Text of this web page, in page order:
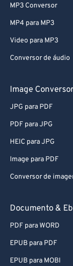
MP3 Conversor
MP4 para MP3
Video para MP3
Conversor de áudio
Image
JPG para PDF
PDF para JPG
HEIC para JPG
Image para PDF
Conversor de
Documento &
PDF para WORD
EPUB para PDF
EPUB para MOBI